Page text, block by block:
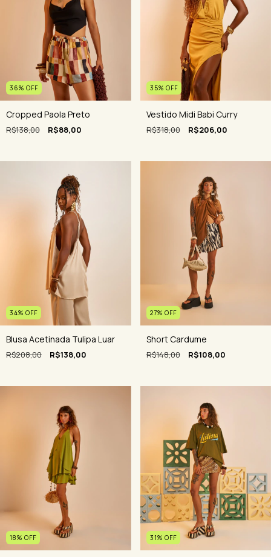
36% OFF
Cropped Paola Preto
R$138,00 R$88,00
35% OFF
Vestido Midi Babi Curry
R$318,00 R$206,00
34% OFF
Blusa Acetinada Tulipa Luar
R$208,00 R$138,00
27% OFF
Short Cardume
R$148,00 R$108,00
18% OFF 31% OFF